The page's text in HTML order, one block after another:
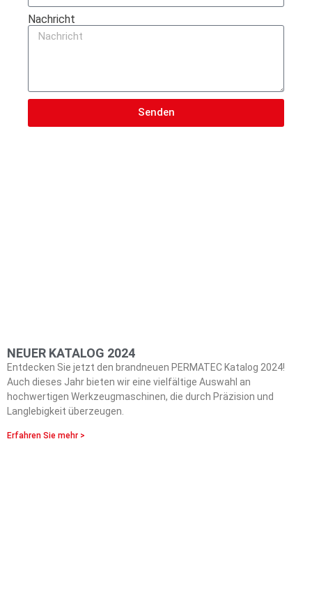
Nachricht
Senden
NEUER KATALOG 2024
Entdecken Sie jetzt den brandneuen PERMATEC Katalog 2024!
Auch dieses Jahr bieten wir eine vielfältige Auswahl an
hochwertigen Werkzeugmaschinen, die durch Präzision und
Langlebigkeit überzeugen.
Erfahren Sie mehr >